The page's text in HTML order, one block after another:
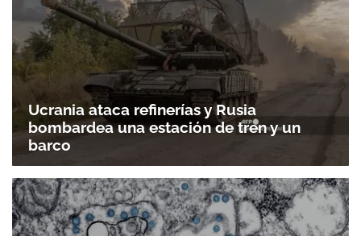
Ucrania ataca refinerías y Rusia
bombardea una estación de tren y un
barco